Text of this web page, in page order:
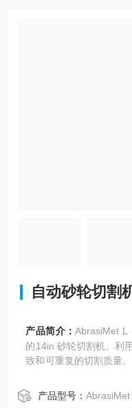
自动砂轮切割
产品简介：AbrasiMet L
的14in 砂轮切割机。利
致和可重复的切割质量
需求。
产品型号：AbrasiMet